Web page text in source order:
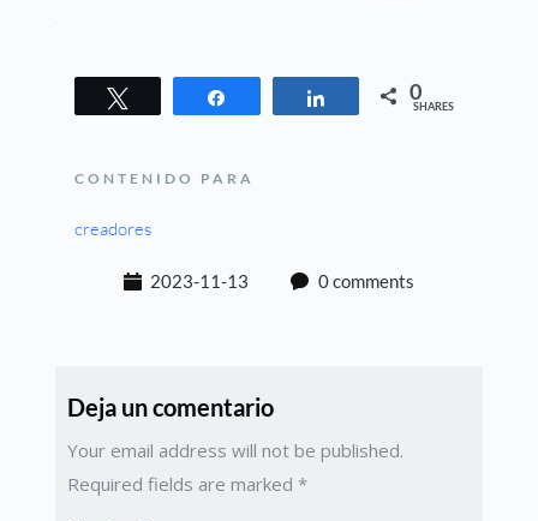
Share 0
SHARES
CONTENIDO PARA
creadores
2023-11-13 0 comments
Deja un comentario
Your email address will not be published.
Required fields are marked*